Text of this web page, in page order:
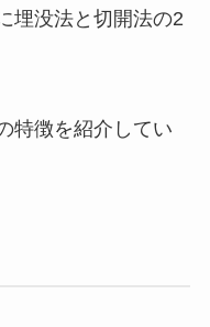
埋没法と切開法の2
特徴を紹介してい